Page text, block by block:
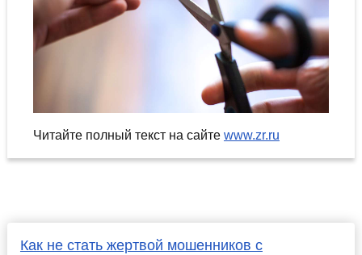
Читайте полный текст на сайте www.zr.ru
Как не стать жертвой мошенников с